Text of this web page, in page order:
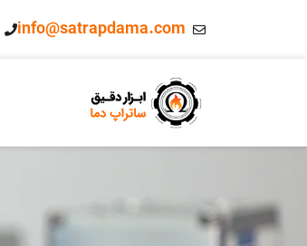
info@satrapdama.com